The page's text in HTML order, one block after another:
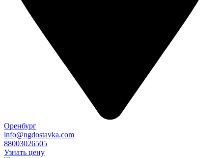
Оренбург
info@ngdostavka.com
88003026505
Узнать цену